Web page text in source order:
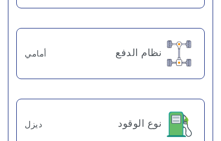
نظام الدفع أمامي
نوع الوقود ديزل